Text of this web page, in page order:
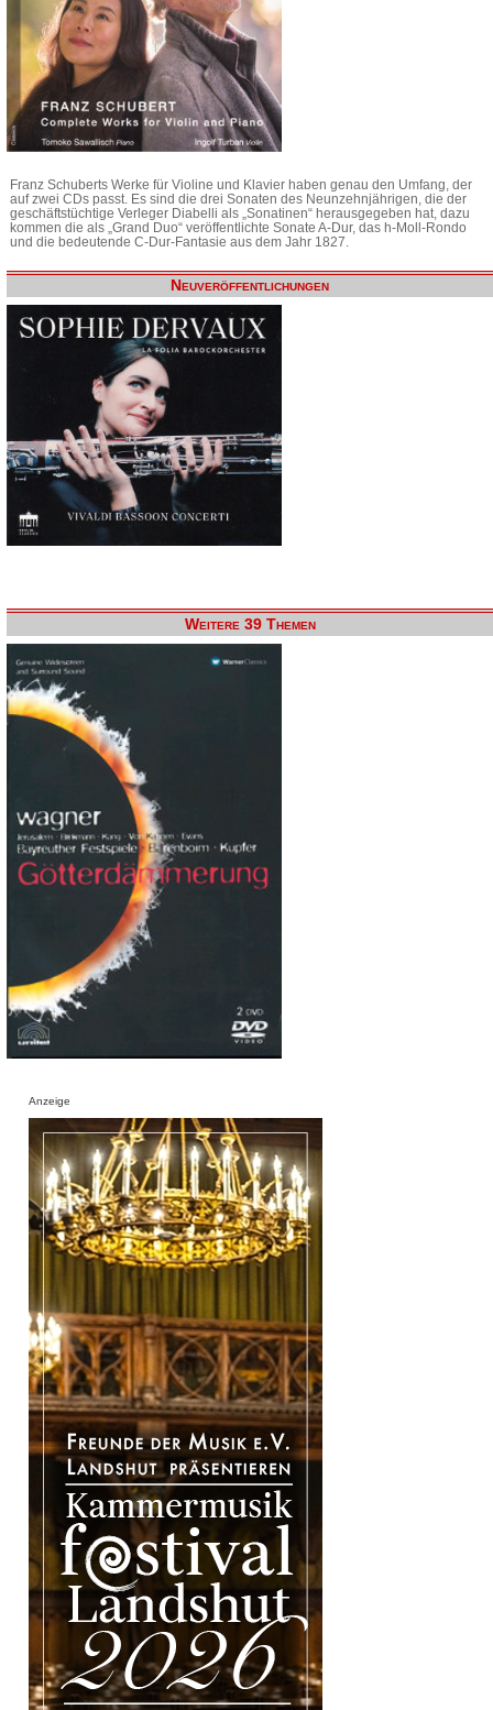
Franz Schuberts Werke für Violine und Klavier haben genau den Umfang, der
auf zwei CDs passt. Es sind die drei Sonaten des Neunzehnjährigen, die der
geschäftstüchtige Verleger Diabelli als „Sonatinen“ herausgegeben hat, dazu
kommen die als „Grand Duo“ veröffentlichte Sonate A-Dur, das h-Moll-Rondo
und die bedeutende C-Dur-Fantasie aus dem Jahr 1827.
Neuveröffentlichungen
Weitere 39 Themen
Anzeige